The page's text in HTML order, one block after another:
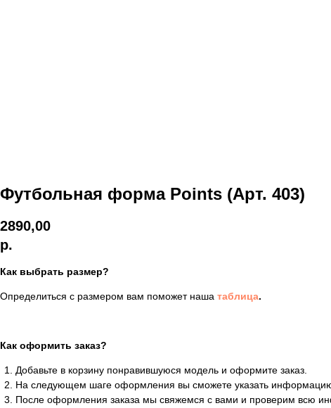
Футбольная форма Points (Арт. 403)
2890,00
р.
Как выбрать размер?
Определиться с размером вам поможет наша таблица.
Как оформить заказ?
Добавьте в корзину понравившуюся модель и оформите заказ.
На следующем шаге оформления вы сможете указать
После оформления заказа мы свяжемся с вами и проверим всю